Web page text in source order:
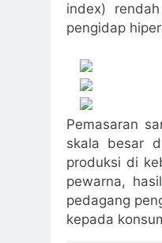
index)
pengidap
Pemasaran
skala besar
produksi di
pewarna,
pedagang
kepada